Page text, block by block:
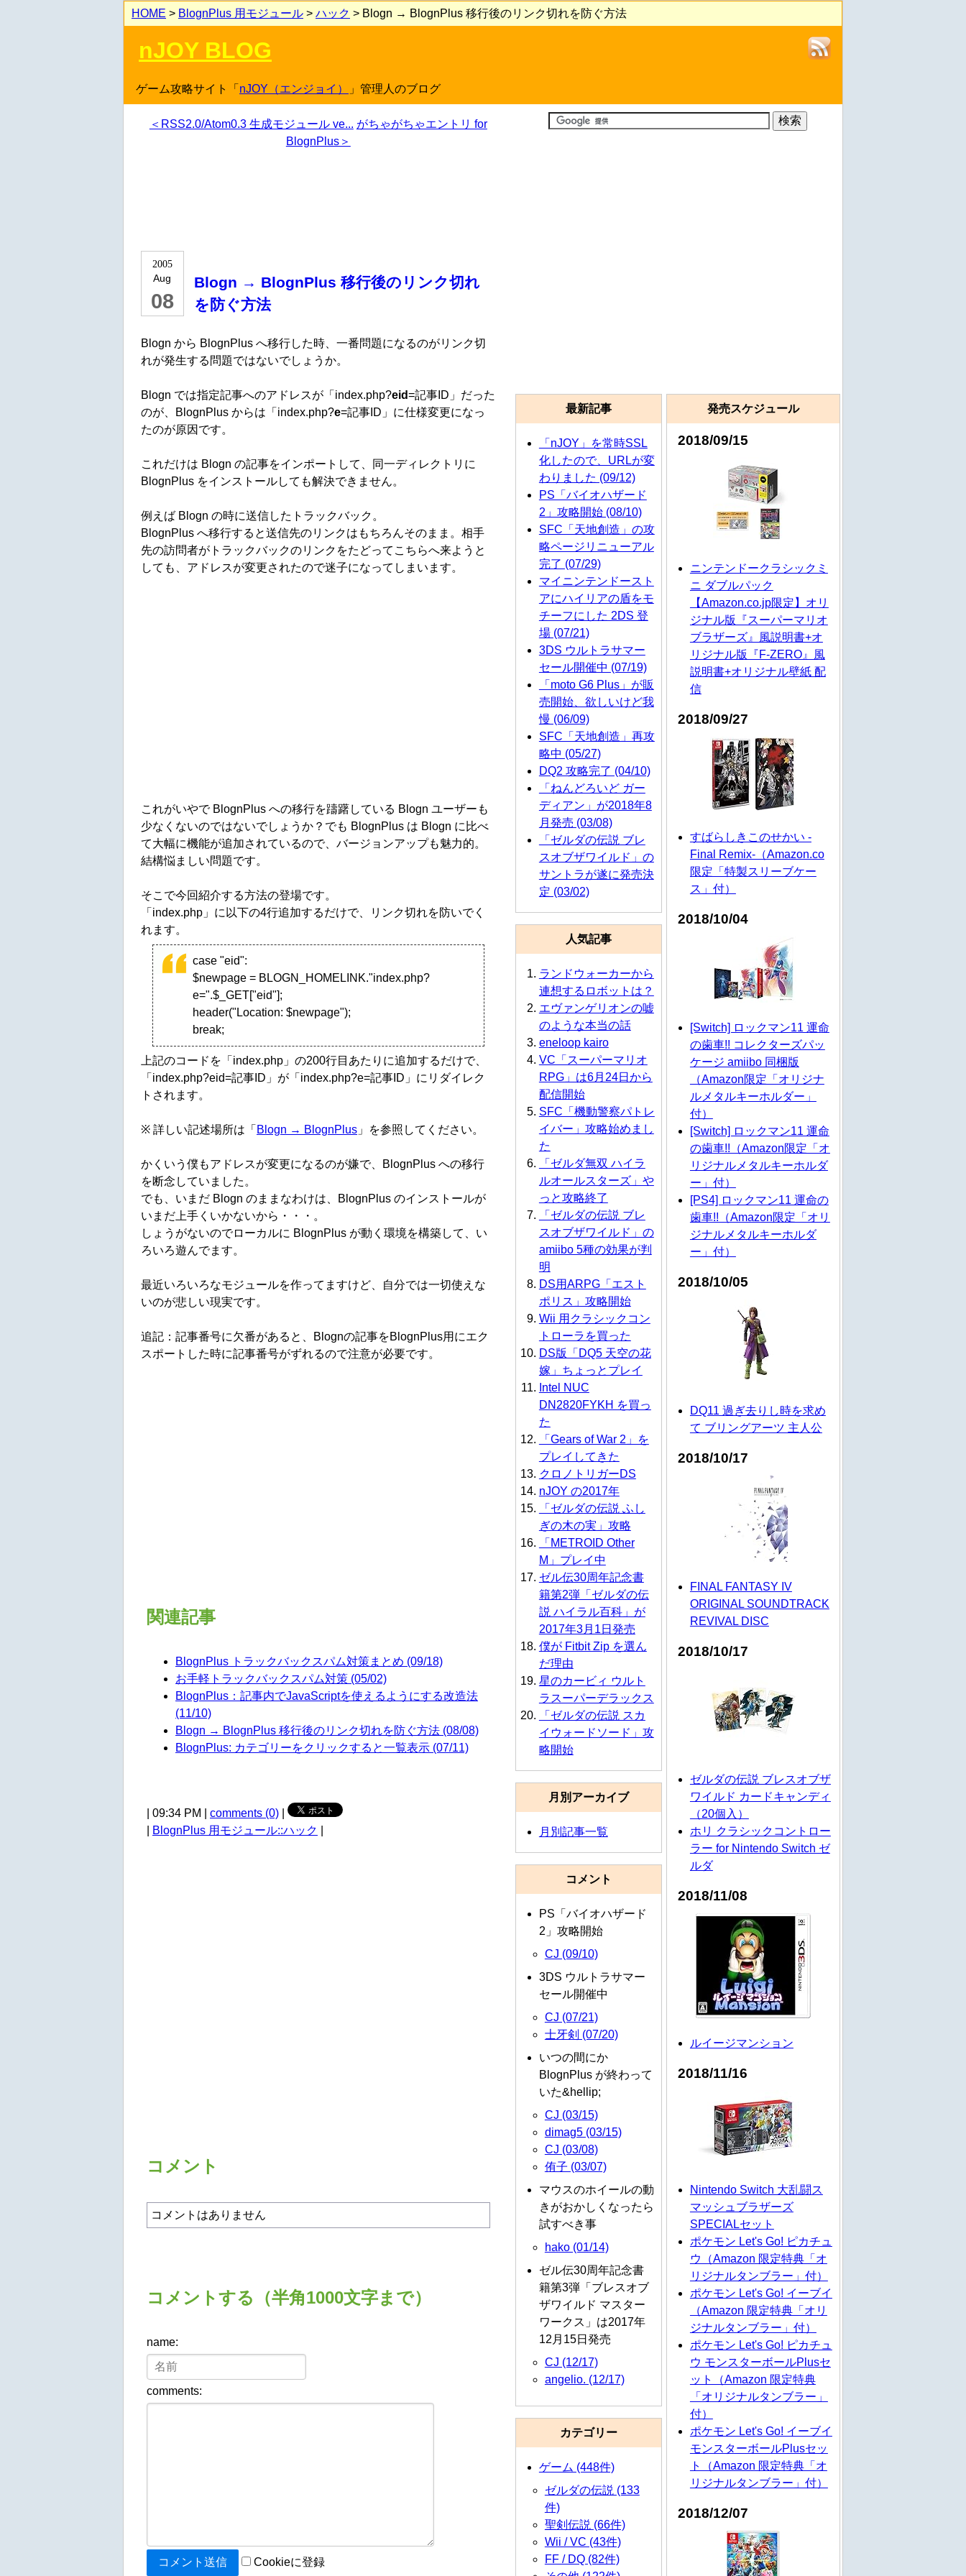
HOME > BlognPlus 用モジュール > ハック > Blogn → BlognPlus 移行後のリンク切れを防ぐ方法
nJOY BLOG
ゲーム攻略サイト「 nJOY（エンジョイ） 」管理人のブログ
＜RSS2.0/Atom0.3 生成モジュール ve... がちゃがちゃエントリ for
BlognPlus＞
2005
Aug
08
Blogn → BlognPlus 移行後のリンク切れ
を防ぐ方法
Blogn から BlognPlus へ移行した時、一番問題になるのがリンク切
れが発生する問題ではないでしょうか。
Blogn では指定記事へのアドレスが「index.php?eid=記事ID」だった
のが、BlognPlus からは「index.php?e=記事ID」に仕様変更になっ
たのが原因です。
これだけは Blogn の記事をインポートして、同一ディレクトリに
BlognPlus をインストールしても解決できません。
例えば Blogn の時に送信したトラックバック。
BlognPlus へ移行すると送信先のリンクはもちろんそのまま。相手
先の訪問者がトラックバックのリンクをたどってこちらへ来ようと
しても、アドレスが変更されたので迷子になってしまいます。
これがいやで BlognPlus への移行を躊躇している Blogn ユーザーも
少なくないのではないでしょうか？でも BlognPlus は Blogn に比べ
て大幅に機能が追加されているので、バージョンアップも魅力的。
結構悩ましい問題です。
そこで今回紹介する方法の登場です。
「index.php」に以下の4行追加するだけで、リンク切れを防いでく
れます。
case "eid":
$newpage = BLOGN_HOMELINK."index.php?
e=".$_GET["eid"];
header("Location: $newpage");
break;
上記のコードを「index.php」の200行目あたりに追加するだけで、
「index.php?eid=記事ID」が「index.php?e=記事ID」にリダイレク
トされます。
※ 詳しい記述場所は「 Blogn → BlognPlus 」を参照してください。
かくいう僕もアドレスが変更になるのが嫌で、BlognPlus への移行
を断念していました。
でも、いまだ Blogn のままなわけは、BlognPlus のインストールが
いまだ上手くいかないから・・・。
しょうがないのでローカルに BlognPlus が動く環境を構築して、い
ろいろ遊んでます。
最近いろいろなモジュールを作ってますけど、自分では一切使えな
いのが悲しい現実です。
追記：記事番号に欠番があると、Blognの記事をBlognPlus用にエク
スポートした時に記事番号がずれるので注意が必要です。
関連記事
BlognPlus トラックバックスパム対策まとめ (09/18)
お手軽トラックバックスパム対策 (05/02)
BlognPlus：記事内でJavaScriptを使えるようにする改造法
(11/10)
Blogn → BlognPlus 移行後のリンク切れを防ぐ方法 (08/08)
BlognPlus: カテゴリーをクリックすると一覧表示 (07/11)
| 09:34 PM | comments (0)
BlognPlus 用モジュール::ハック
コメント
コメントはありません
コメントする（半角1000文字まで）
name:
comments:
Cookieに登録
最新記事
「nJOY」を常時SSL
化したので、URLが変
わりました (09/12)
PS「バイオハザード
2」攻略開始 (08/10)
SFC「天地創造」の攻
略ページリニューアル
完了 (07/29)
マイニンテンドースト
アにハイリアの盾をモ
チーフにした 2DS 登
場 (07/21)
3DS ウルトラサマー
セール開催中 (07/19)
「moto G6 Plus」が販
売開始、欲しいけど我
慢 (06/09)
SFC「天地創造」再攻
略中 (05/27)
DQ2 攻略完了 (04/10)
「ねんどろいど ガー
ディアン」が2018年8
月発売 (03/08)
「ゼルダの伝説 ブレ
スオブザワイルド」の
サントラが遂に発売決
定 (03/02)
人気記事
ランドウォーカーから
連想するロボットは？
エヴァンゲリオンの嘘
のような本当の話
eneloop kairo
VC「スーパーマリオ
RPG」は6月24日から
配信開始
SFC「機動警察パトレ
イバー」攻略始めまし
た
「ゼルダ無双 ハイラ
ルオールスターズ」や
っと攻略終了
「ゼルダの伝説 ブレ
スオブザワイルド」の
amiibo 5種の効果が判
明
DS用ARPG「エスト
ポリス」攻略開始
Wii 用クラシックコン
トローラを買った
DS版「DQ5 天空の花
嫁」ちょっとプレイ
Intel NUC
DN2820FYKH を買っ
た
「Gears of War 2」を
プレイしてきた
クロノトリガーDS
nJOY の2017年
「ゼルダの伝説 ふし
ぎの木の実」攻略
「METROID Other
M」プレイ中
ゼル伝30周年記念書
籍第2弾「ゼルダの伝
説 ハイラル百科」が
2017年3月1日発売
僕が Fitbit Zip を選ん
だ理由
星のカービィ ウルト
ラスーパーデラックス
「ゼルダの伝説 スカ
イウォードソード」攻
略開始
月別アーカイブ
月別記事一覧
コメント
PS「バイオハザード
2」攻略開始
CJ (09/10)
3DS ウルトラサマー
セール開催中
CJ (07/21)
士牙剣 (07/20)
いつの間にか
BlognPlus が終わって
いた&hellip;
CJ (03/15)
dimag5 (03/15)
CJ (03/08)
侑子 (03/07)
マウスのホイールの動
きがおかしくなったら
試すべき事
hako (01/14)
ゼル伝30周年記念書
籍第3弾「ブレスオブ
ザワイルド マスター
ワークス」は2017年
12月15日発売
CJ (12/17)
angelio. (12/17)
カテゴリー
ゲーム (448件)
ゼルダの伝説 (133
件)
聖剣伝説 (66件)
Wii / VC (43件)
FF / DQ (82件)
発売スケジュール
2018/09/15
ニンテンドークラシックミ
ニ ダブルパック
【Amazon.co.jp限定】オリ
ジナル版『スーパーマリオ
ブラザーズ』風説明書+オ
リジナル版『F-ZERO』風
説明書+オリジナル壁紙 配
信
2018/09/27
すばらしきこのせかい -
Final Remix-（Amazon.co
限定「特製スリーブケー
ス」付）
2018/10/04
[Switch] ロックマン11 運命
の歯車!! コレクターズパッ
ケージ amiibo 同梱版
（Amazon限定「オリジナ
ルメタルキーホルダー」
付）
[Switch] ロックマン11 運命
の歯車!!（Amazon限定「オ
リジナルメタルキーホルダ
ー」付）
[PS4] ロックマン11 運命の
歯車!!（Amazon限定「オリ
ジナルメタルキーホルダ
ー」付）
2018/10/05
DQ11 過ぎ去りし時を求め
て ブリングアーツ 主人公
2018/10/17
FINAL FANTASY IV
ORIGINAL SOUNDTRACK
REVIVAL DISC
2018/10/17
ゼルダの伝説 ブレスオブザ
ワイルド カードキャンディ
（20個入）
ホリ クラシックコントロー
ラー for Nintendo Switch ゼ
ルダ
2018/11/08
ルイージマンション
2018/11/16
Nintendo Switch 大乱闘ス
マッシュブラザーズ
SPECIALセット
ポケモン Let's Go! ピカチュ
ウ（Amazon 限定特典「オ
リジナルタンブラー」付）
ポケモン Let's Go! イーブイ
（Amazon 限定特典「オリ
ジナルタンブラー」付）
ポケモン Let's Go! ピカチュ
ウ モンスターボールPlusセ
ット（Amazon 限定特典
「オリジナルタンブラー」
付）
ポケモン Let's Go! イーブイ
モンスターボールPlusセッ
ト（Amazon 限定特典「オ
リジナルタンブラー」付）
2018/12/07